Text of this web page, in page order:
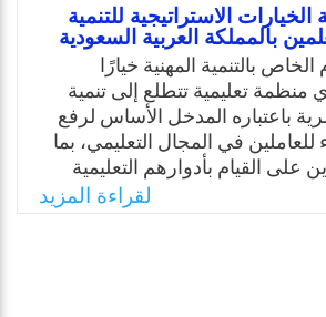
الاستراتيجية للتنمية
بالمملكة العربية السعودية
الخاص بالتنمية المهنية خيارًا
منظمة تعليمية تتطلع إلى تنمية
باعتباره المدخل الأساس لرفع
للعاملين في المجال التعليمي، بما
على القيام بأدوارهم التعليمية
بكفاية وفاعلية وفق منظور
تساير التطورات العالمية
لقراءة المزيد